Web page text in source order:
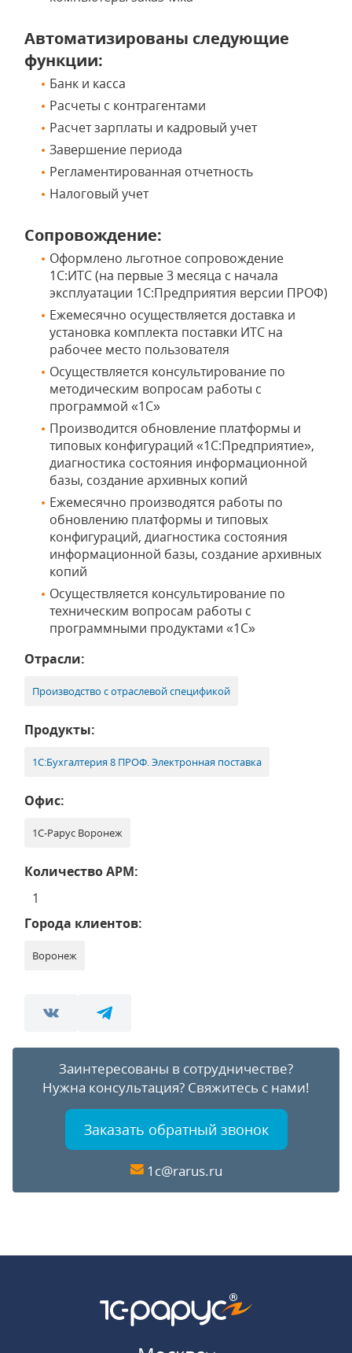
Автоматизированы следующие
функции:
Банк и касса
Расчеты с контрагентами
Расчет зарплаты и кадровый учет
Завершение периода
Регламентированная отчетность
Налоговый учет
Сопровождение:
Оформлено льготное сопровождение
1С:ИТС (на первые 3 месяца с начала
эксплуатации 1С:Предприятия версии ПРОФ)
Ежемесячно осуществляется доставка и
установка комплекта поставки ИТС на
рабочее место пользователя
Осуществляется консультирование по
методическим вопросам работы с
программой «1С»
Производится обновление платформы и
типовых конфигураций «1С:Предприятие»,
диагностика состояния информационной
базы, создание архивных копий
Ежемесячно производятся работы по
обновлению платформы и типовых
конфигураций, диагностика состояния
информационной базы, создание архивных
копий
Осуществляется консультирование по
техническим вопросам работы с
программными продуктами «1С»
Отрасли:
Производство с отраслевой спецификой
Продукты:
1С:Бухгалтерия 8 ПРОФ. Электронная поставка
Офис:
1С-Рарус Воронеж
Количество АРМ:
1
Города клиентов:
Воронеж
Заинтересованы в сотрудничестве?
Нужна консультация? Свяжитесь с нами!
Заказать обратный звонок
1c@rarus.ru